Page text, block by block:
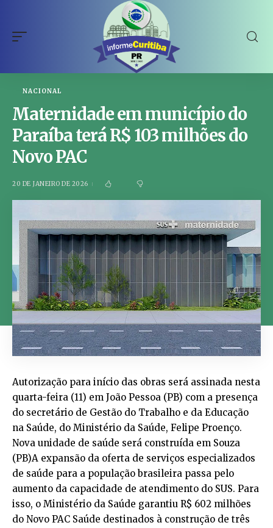
NACIONAL
Maternidade em município do
Paraíba terá R$ 103 milhões do
Novo PAC
20 DE JANEIRO DE 2026
Autorização para início das obras será assinada nesta
quarta-feira (11) em João Pessoa (PB) com a presença
do secretário de Gestão do Trabalho e da Educação
na Saúde, do Ministério da Saúde, Felipe Proenço.
Nova unidade de saúde será construída em Souza
(PB)A expansão da oferta de serviços especializados
de saúde para a população brasileira passa pelo
aumento da capacidade de atendimento do SUS. Para
isso, o Ministério da Saúde garantiu R$ 602 milhões
do Novo PAC Saúde destinados à construção de três